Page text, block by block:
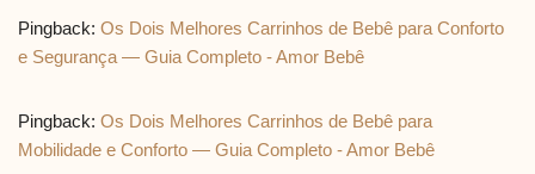
Pingback: Os Dois Melhores Carrinhos de Bebê para Conforto
e Segurança — Guia Completo - Amor Bebê
Pingback: Os Dois Melhores Carrinhos de Bebê para
Mobilidade e Conforto — Guia Completo - Amor Bebê